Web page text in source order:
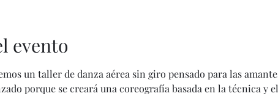
evento
un taller de danza aérea sin giro pensado para las
porque se creará una coreografía basada en la técnica